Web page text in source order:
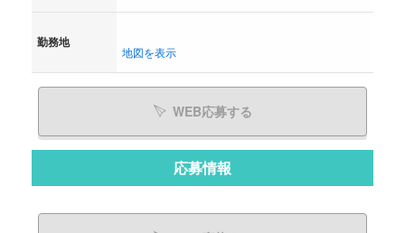
勤務地
地図を表示
WEB応募する
応募情報